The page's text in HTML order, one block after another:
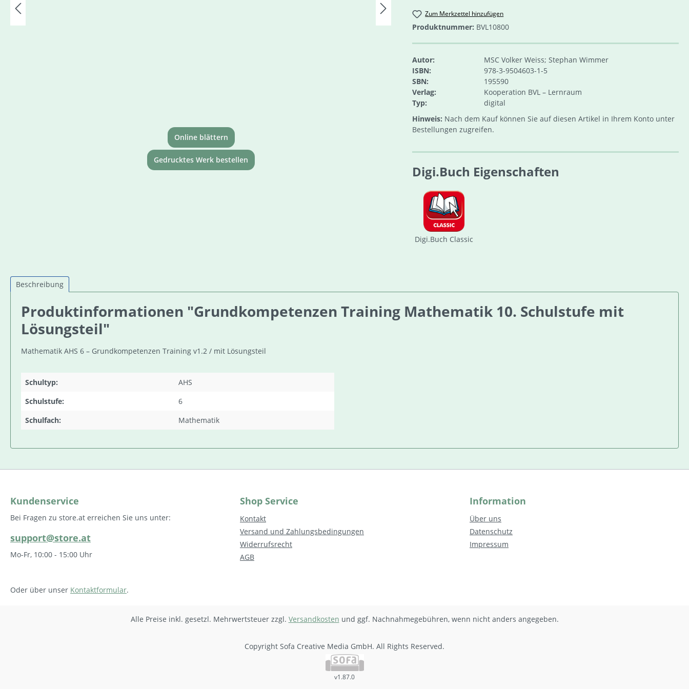
Online blättern
Gedrucktes Werk bestellen
Zum Merkzettel hinzufügen
Produktnummer: BVL10800
Autor:
MSC Volker Weiss; Stephan Wimmer
ISBN:
978-3-9504603-1-5
SBN:
195590
Verlag:
Kooperation BVL – Lernraum
Typ:
digital
Hinweis: Nach dem Kauf können Sie auf diesen Artikel in Ihrem Konto unter
Bestellungen zugreifen.
Digi.Buch Eigenschaften
Digi.Buch Classic
Beschreibung
Produktinformationen "Grundkompetenzen Training Mathematik 10. Schulstufe mit
Lösungsteil"
Mathematik AHS 6 – Grundkompetenzen Training v1.2 / mit Lösungsteil
Schultyp:
AHS
Schulstufe:
6
Schulfach:
Mathematik
Kundenservice
Bei Fragen zu store.at erreichen Sie uns unter:
support@store.at
Mo-Fr, 10:00 - 15:00 Uhr
Oder über unser Kontaktformular.
Shop Service
Kontakt
Versand und Zahlungsbedingungen
Widerrufsrecht
AGB
Information
Über uns
Datenschutz
Impressum
Alle Preise inkl. gesetzl. Mehrwertsteuer zzgl. Versandkosten und ggf. Nachnahmegebühren, wenn nicht anders angegeben.
Copyright Sofa Creative Media GmbH. All Rights Reserved.
v1.87.0